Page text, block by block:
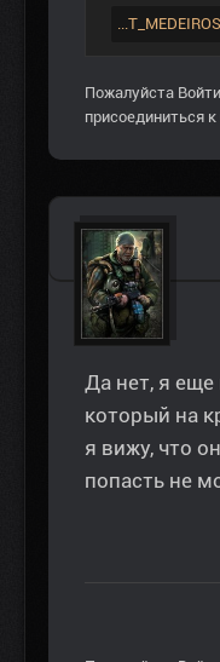
Пожалуйста Войти
присоединиться
Да нет, я
который на
я вижу, что
попасть не